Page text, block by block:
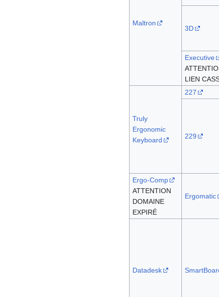
Maltron
3D
Executive
LIEN
Truly
Ergonomic
Keyboard
227
229
Ergo-Comp
ATTENTION
DOMAINE
EXPIRÉ
Ergomatic
Datadesk